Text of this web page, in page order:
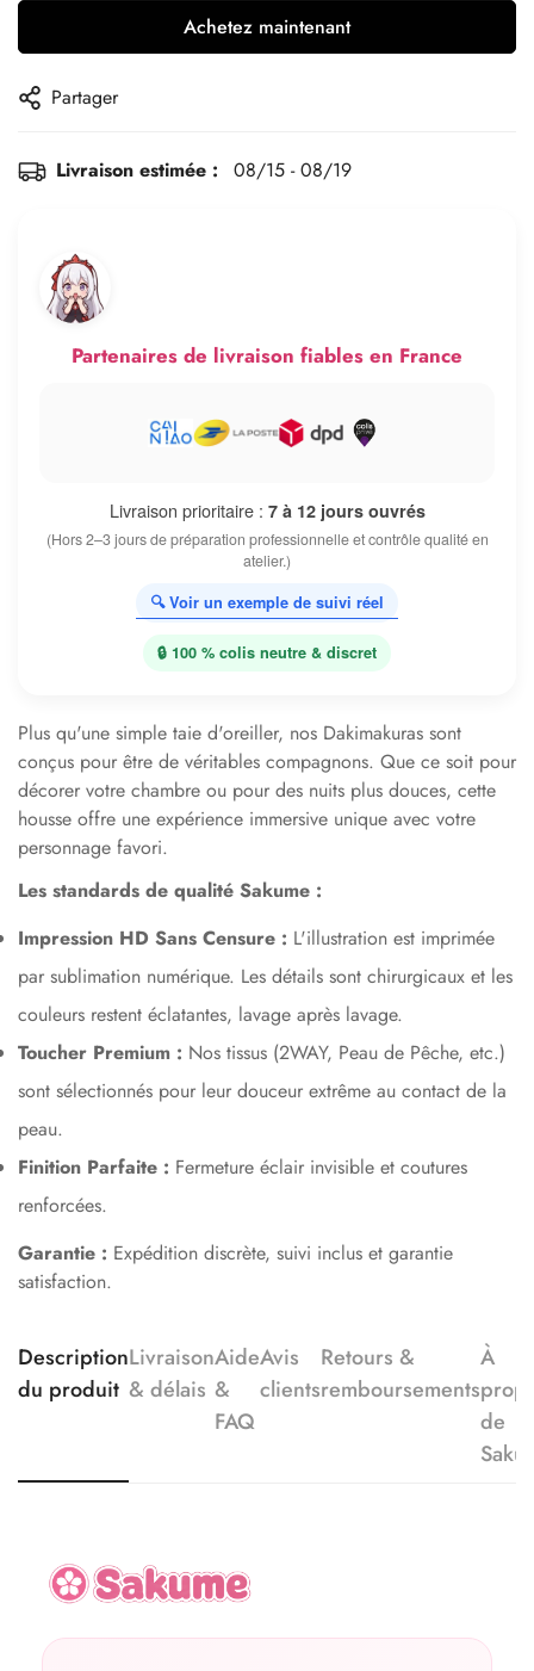
Achetez maintenant
Partager
Livraison estimée : 08/15 - 08/19
Partenaires de livraison fiables en France
Livraison prioritaire : 7 à 12 jours ouvrés
(Hors 2–3 jours de préparation professionnelle et contrôle qualité en
atelier.)
🔍 Voir un exemple de suivi réel
🔒 100 % colis neutre & discret
Plus qu'une simple taie d'oreiller, nos Dakimakuras sont
conçus pour être de véritables compagnons. Que ce soit pour
décorer votre chambre ou pour des nuits plus douces, cette
housse offre une expérience immersive unique avec votre
personnage favori.
Les standards de qualité Sakume :
Impression HD Sans Censure : L'illustration est imprimée
par sublimation numérique. Les détails sont chirurgicaux et les
couleurs restent éclatantes, lavage après lavage.
Toucher Premium : Nos tissus (2WAY, Peau de Pêche, etc.)
sont sélectionnés pour leur douceur extrême au contact de la
peau.
Finition Parfaite : Fermeture éclair invisible et coutures
renforcées.
Garantie : Expédition discrète, suivi inclus et garantie
satisfaction.
Description
du produit
Livraison
& délais
Aide
&
FAQ
Avis
clients
Retours &
remboursements
À
de